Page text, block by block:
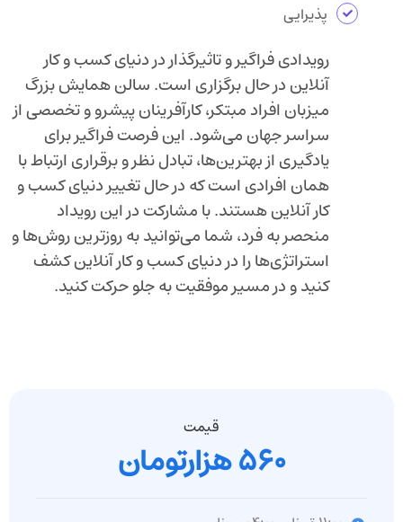
پذیرایی
رویدادی فراگیر و تاثیرگذار در دنیای کسب و کار
آنلاین در حال برگزاری است. سالن همایش بزرگ
میزبان افراد مبتکر، کارآفرینان پیشرو و تخصصی از
سراسر جهان می‌شود. این فرصت فراگیر برای
یادگیری از بهترین‌ها، تبادل نظر و برقراری ارتباط با
همان افرادی است که در حال تغییر دنیای کسب و
کار آنلاین هستند. با مشارکت در این رویداد
منحصر به فرد، شما می‌توانید به روزترین روش‌ها و
استراتژی‌ها را در دنیای کسب و کار آنلاین کشف
کنید و در مسیر موفقیت به جلو حرکت کنید.
قیمت
560 هزارتومان